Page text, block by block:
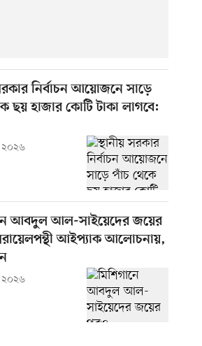
নির্বাচন আয়োজনে সাড়ে
ছয় হাজার কোটি টাকা লাগবে:
আবদুল আল-সাইয়েদের জয়ের
আইপ্যাক আলোচনায়,